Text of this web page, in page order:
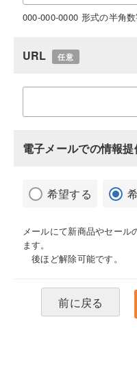
000-000-0000 形式の半角
URL 任意
電子メールでの情報提
希望する
メールにて新商品やセール
ます。
後ほど解除可能です。
前に戻る